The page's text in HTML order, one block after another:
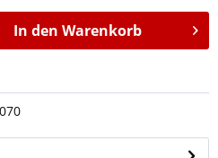
In den Warenkorb